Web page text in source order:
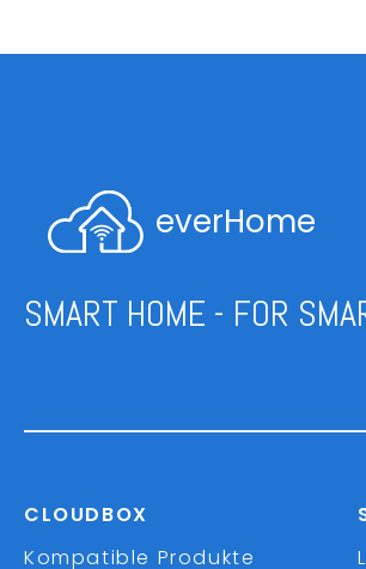
everHome
SMART HOME - FOR
CLOUDBOX
Kompatible Produkte